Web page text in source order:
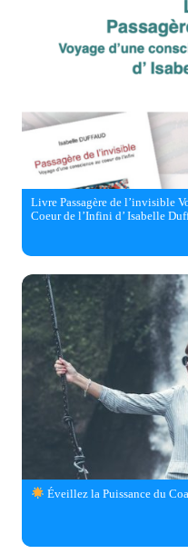
Livre Passagère de l’invisible
Coeur de l’Infini d’ Isabelle
Éveillez la Puissance du